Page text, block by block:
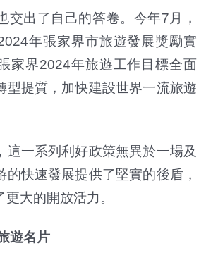
出了自己的答卷。今年7月，
年張家界市旅遊發展獎勵實
家界2024年旅遊工作目標全面
型提質，加快建設世界一流旅遊
一系列利好政策無異於一場及
的快速發展提供了堅實的後盾，
大的開放活力。
遊名片